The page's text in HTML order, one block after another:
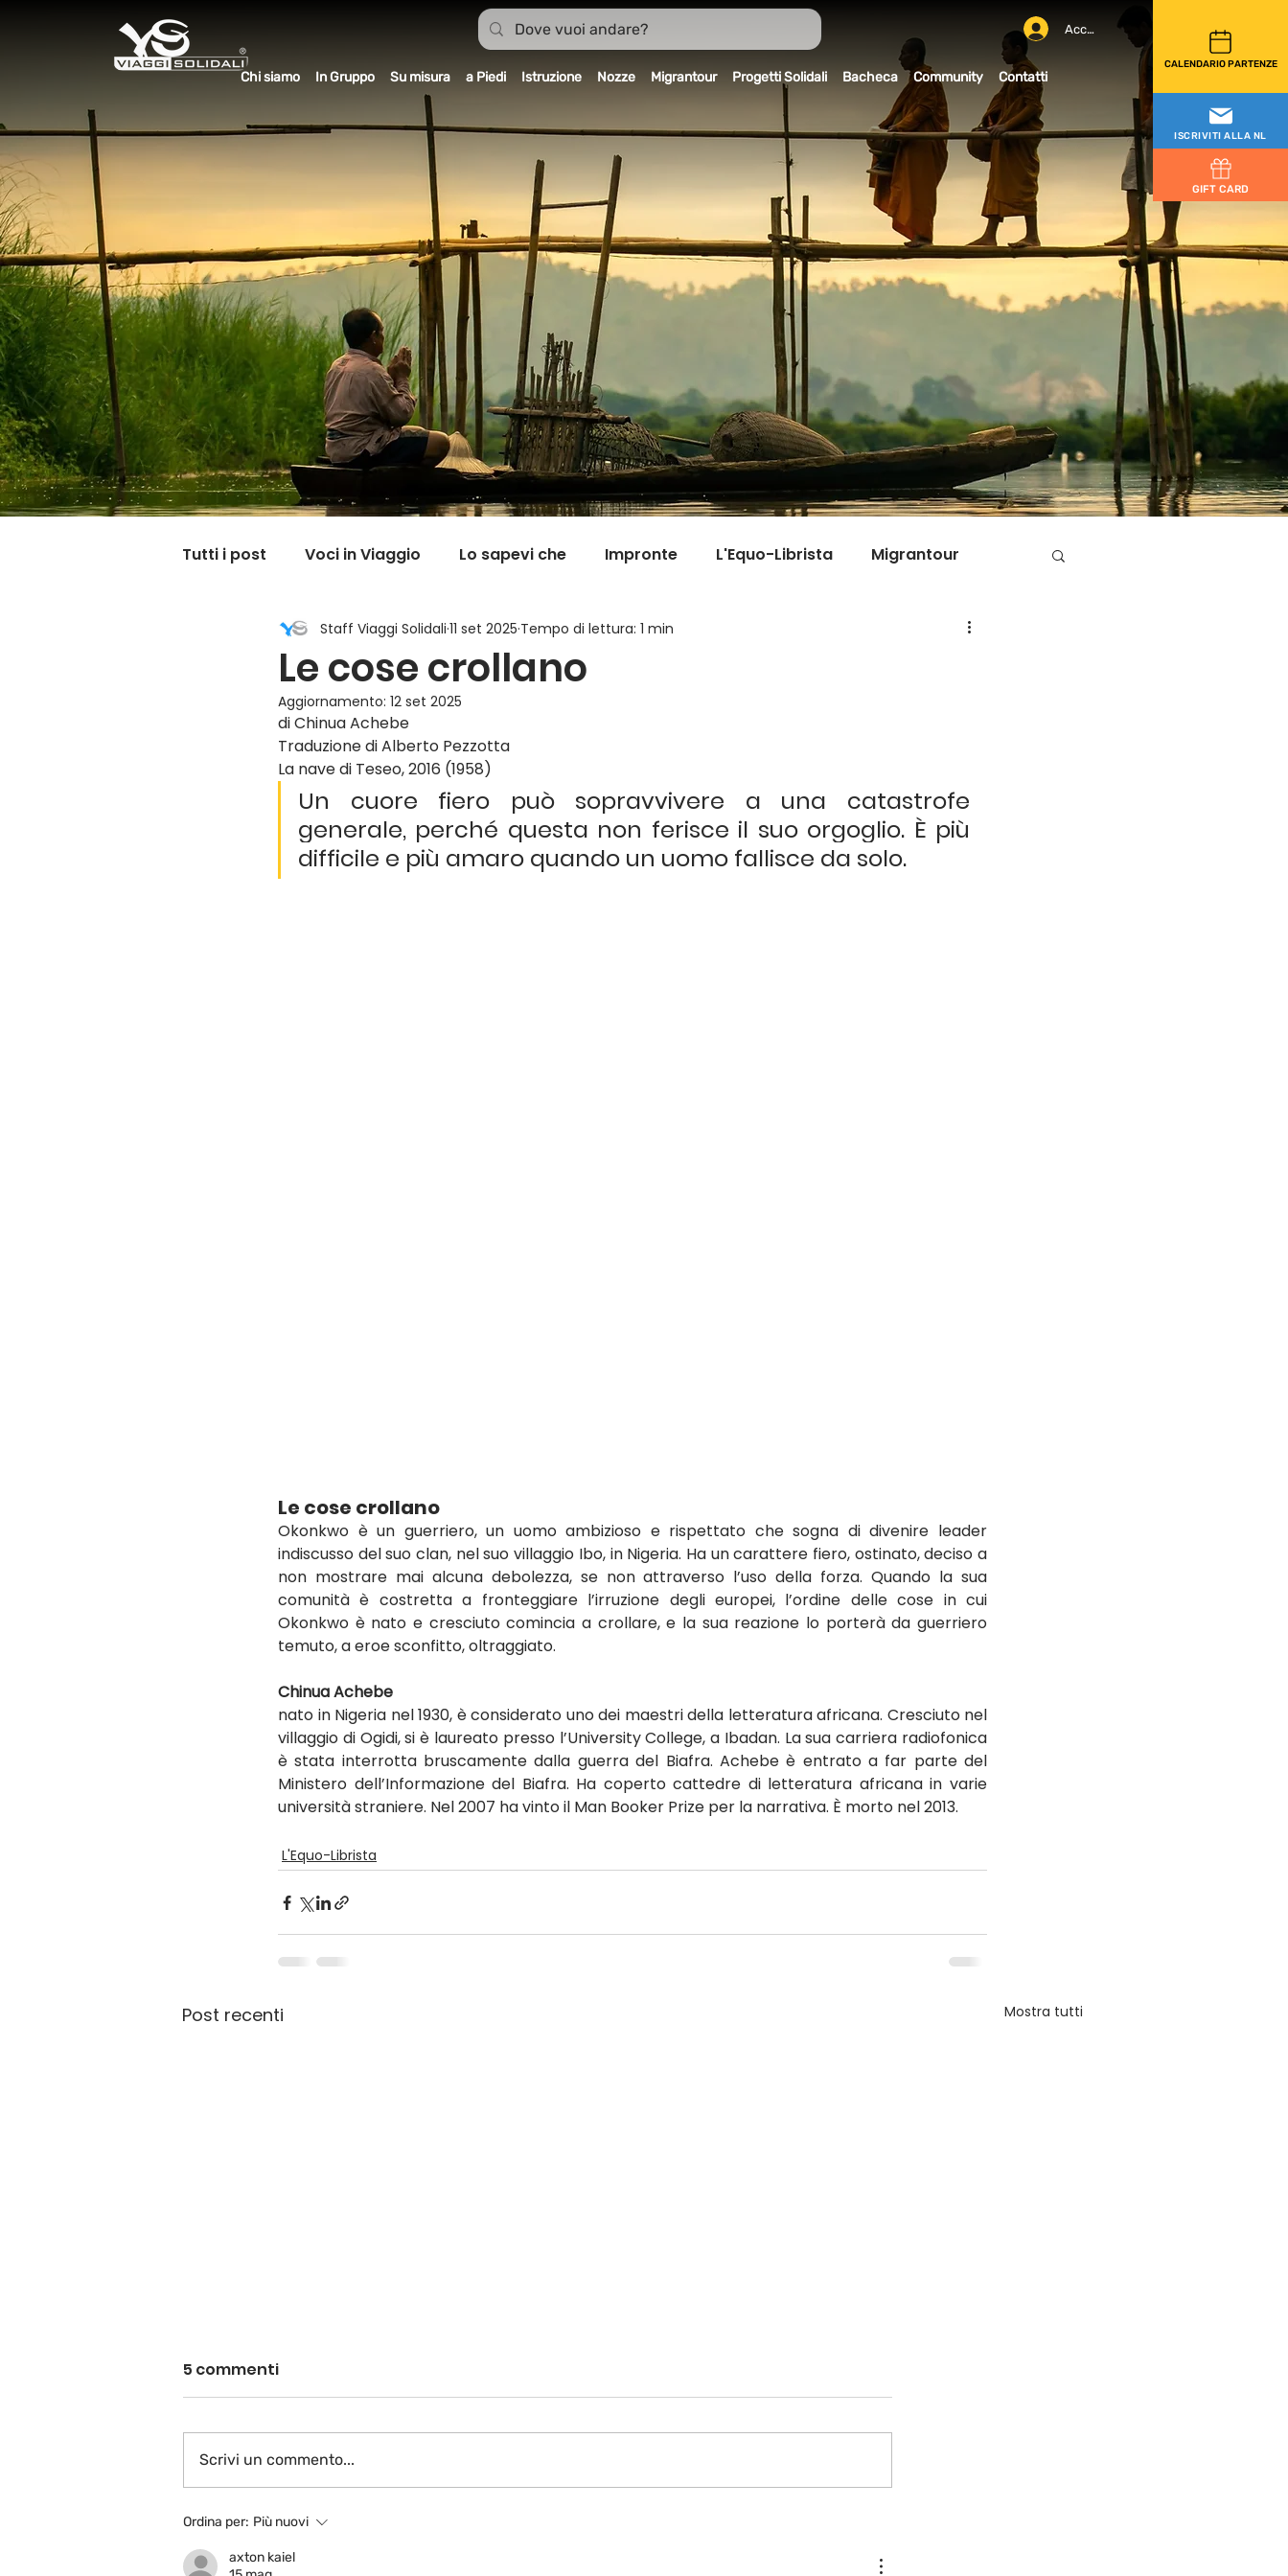
CALENDARIO PARTENZE
Accedi
ISCRIVITI ALLA NL
GIFT CARD
Chi siamo In Gruppo Su misura a Piedi Istruzione Nozze Migrantour Progetti Solidali Bacheca Community Contatti
Tutti i post Voci in Viaggio Lo sapevi che Impronte L'Equo-Librista Migrantour
Dicono di noi Carnet Good News I Viaggi della Tarta
Il mondo @ casa mia Il mondo fuori mi aspetta
Le cose crollano
Staff Viaggi Solidali 11 set 2025 Tempo di lettura: 1 min
Aggiornamento: 12 set 2025
di Chinua Achebe
Traduzione di Alberto Pezzotta
La nave di Teseo, 2016 (1958)
Un cuore fiero può sopravvivere a una catastrofe
generale, perché questa non ferisce il suo orgoglio. È più
difficile e più amaro quando un uomo fallisce da solo.
Le cose crollano
Okonkwo è un guerriero, un uomo ambizioso e rispettato che sogna di divenire leader
indiscusso del suo clan, nel suo villaggio Ibo, in Nigeria. Ha un carattere fiero, ostinato, deciso a
non mostrare mai alcuna debolezza, se non attraverso l’uso della forza. Quando la sua
comunità è costretta a fronteggiare l’irruzione degli europei, l’ordine delle cose in cui
Okonkwo è nato e cresciuto comincia a crollare, e la sua reazione lo porterà da guerriero
temuto, a eroe sconfitto, oltraggiato.
Chinua Achebe
nato in Nigeria nel 1930, è considerato uno dei maestri della letteratura africana. Cresciuto nel
villaggio di Ogidi, si è laureato presso l’University College, a Ibadan. La sua carriera radiofonica
è stata interrotta bruscamente dalla guerra del Biafra. Achebe è entrato a far parte del
Ministero dell’Informazione del Biafra. Ha coperto cattedre di letteratura africana in varie
università straniere. Nel 2007 ha vinto il Man Booker Prize per la narrativa. È morto nel 2013.
L'Equo-Librista
Post recenti Mostra tutti
Ferrovie del Messico
5 commenti
Scrivi un commento...
Ordina per: Più nuovi
axton kaiel